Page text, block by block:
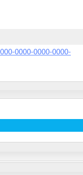
0000-0000-0000-